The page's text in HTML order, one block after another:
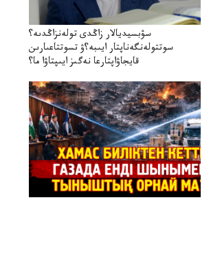
سۋبسيديالار زاڭدى تولەنزاڭدىە؟
سوتتولەنگەناپتار ايىبە؟ۋ تسوتتاعىارىن
قايجاۋاپتارعا نەگىز ايىپتاۋا ما؟